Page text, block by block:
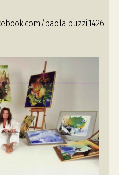
paola.buzzi.1426